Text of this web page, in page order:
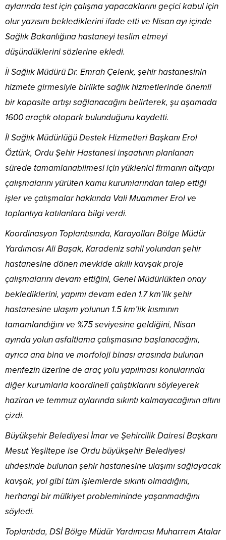
aylarında test için çalışma yapacaklarını geçici kabul için
olur yazısını beklediklerini ifade etti ve Nisan ayı içinde
Sağlık Bakanlığına hastaneyi teslim etmeyi
düşündüklerini sözlerine ekledi.
İl Sağlık Müdürü Dr. Emrah Çelenk, şehir hastanesinin
hizmete girmesiyle birlikte sağlık hizmetlerinde önemli
bir kapasite artışı sağlanacağını belirterek, şu aşamada
1600 araçlık otopark bulunduğunu kaydetti.
İl Sağlık Müdürlüğü Destek Hizmetleri Başkanı Erol
Öztürk, Ordu Şehir Hastanesi inşaatının planlanan
sürede tamamlanabilmesi için yüklenici firmanın altyapı
çalışmalarını yürüten kamu kurumlarından talep ettiği
işler ve çalışmalar hakkında Vali Muammer Erol ve
toplantıya katılanlara bilgi verdi.
Koordinasyon Toplantısında, Karayolları Bölge Müdür
Yardımcısı Ali Başak, Karadeniz sahil yolundan şehir
hastanesine dönen mevkide akıllı kavşak proje
çalışmalarını devam ettiğini, Genel Müdürlükten onay
beklediklerini, yapımı devam eden 1.7 km’lik şehir
hastanesine ulaşım yolunun 1.5 km’lik kısmının
tamamlandığını ve %75 seviyesine geldiğini, Nisan
ayında yolun asfaltlama çalışmasına başlanacağını,
ayrıca ana bina ve morfoloji binası arasında bulunan
menfezin üzerine de araç yolu yapılması konularında
diğer kurumlarla koordineli çalıştıklarını söyleyerek
haziran ve temmuz aylarında sıkıntı kalmayacağının altını
çizdi.
Büyükşehir Belediyesi İmar ve Şehircilik Dairesi Başkanı
Mesut Yeşiltepe ise Ordu büyükşehir Belediyesi
uhdesinde bulunan şehir hastanesine ulaşımı sağlayacak
kavşak, yol gibi tüm işlemlerde sıkıntı olmadığını,
herhangi bir mülkiyet problemininde yaşanmadığını
söyledi.
Toplantıda, DSİ Bölge Müdür Yardımcısı Muharrem Atalar